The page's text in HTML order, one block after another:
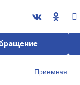
Приемная